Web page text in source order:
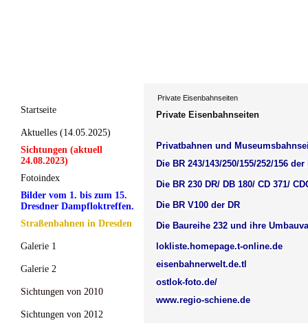
Startseite
Aktuelles (14.05.2025)
Sichtungen (aktuell
24.08.2023)
Fotoindex
Bilder vom 1. bis zum 15.
Dresdner Dampfloktreffen.
Straßenbahnen in Dresden
Galerie 1
Galerie 2
Sichtungen von 2010
Sichtungen von 2012
Private Eisenbahnseiten
Private Eisenbahnseiten
Privatbahnen und
Die BR 243/143/250/155/252/156 der
Die BR 230 DR/ DB 180/ CD 371/
Die BR V100 der DR
Die Baureihe 232 und ihre
lokliste.homepage.t-online.de
eisenbahnerwelt.de.tl
ostlok-foto.de/
www.regio-schiene.de